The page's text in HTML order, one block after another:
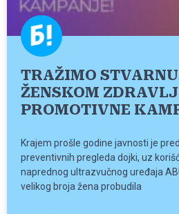
TRAŽIMO
ŽENSKOM
PROMOTIVNE
Krajem prošle godine javnosti je
preventivnih pregleda dojki, uz
naprednog ultrazvučnog uređaja
velikog broja žena probudila